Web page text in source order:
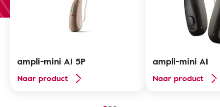
ampli-mini AI 5P
Naar product
ampli-mini AI
Naar product